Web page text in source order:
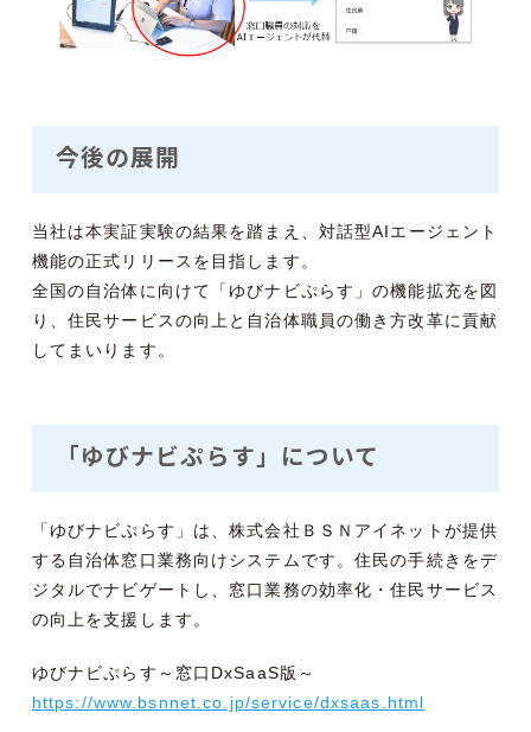
今後の展開
当社は本実証実験の結果を踏まえ、対話型AIエージェント
機能の正式リリースを目指します。
全国の自治体に向けて「ゆびナビぷらす」の機能拡充を図
り、住民サービスの向上と自治体職員の働き方改革に貢献
してまいります。
「ゆびナビぷらす」について
「ゆびナビぷらす」は、株式会社ＢＳＮアイネットが提供
する自治体窓口業務向けシステムです。住民の手続きをデ
ジタルでナビゲートし、窓口業務の効率化・住民サービス
の向上を支援します。
ゆびナビぷらす～窓口DxSaaS版～
https://www.bsnnet.co.jp/service/dxsaas.html